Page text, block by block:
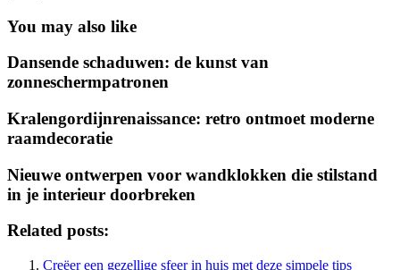
You may also like
Dansende schaduwen: de kunst van
zonneschermpatronen
Kralengordijnrenaissance: retro ontmoet moderne
raamdecoratie
Nieuwe ontwerpen voor wandklokken die stilstand
in je interieur doorbreken
Related posts:
Creëer een gezellige sfeer in huis met deze simpele tips